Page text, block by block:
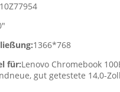
1366*768
für:Lenovo Chromebook
gut getestete 14,0-